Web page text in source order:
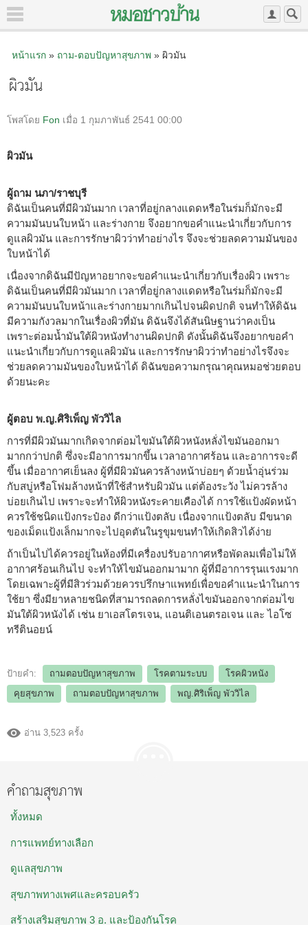
หน้าแรก» ถาม-ตอบปัญหาสุขภาพ» ผิวมัน
ผิวมัน
โพสโดย Fon เมื่อ 1 กุมภาพันธ์ 2541 00:00
ผิวมัน
ผู้ถาม นภา/ราชบุรี
ดิฉันเป็นคนที่มีผิวมันมาก เวลาที่อยู่กลางแดดหรือในร่มก็มักจะมี
ความมันบนใบหน้า และร่างกาย จึงอยากขอคำแนะนำเกี่ยวกับการ
ดูแลผิวมัน และการรักษาผิวว่าทำอย่างไร จึงจะช่วยลดความมันของ
ใบหน้าได้
เนื่องจากดิฉันมีปัญหาอยากจะขอคำแนะนำเกี่ยวกับเรื่องผิว เพราะ
ดิฉันเป็นคนที่มีผิวมันมาก เวลาที่อยู่กลางแดดหรือในร่มก็มักจะมี
ความมันบนใบหน้าและร่างกายมากเกินไปจนผิดปกติ จนทำให้ดิฉัน
มีความกังวลมากในเรื่องผิวที่มัน ดิฉันจึงได้สันนิษฐานว่าคงเป็น
เพราะต่อมน้ำมันใต้ผิวหนังทำงานผิดปกติ ดังนั้นดิฉันจึงอยากขอคำ
แนะนำเกี่ยวกับการดูแลผิวมัน และการรักษาผิวว่าทำอย่างไรจึงจะ
ช่วยลดความมันของใบหน้าได้ ดิฉันขอความกรุณาคุณหมอช่วยตอบ
ด้วยนะคะ
ผู้ตอบ พ.ญ.ศิริเพ็ญ พัววิไล
การที่มีผิวมันมากเกิดจากต่อมไขมันใต้ผิวหนังหลั่งไขมันออกมา
มากกว่าปกติ ซึ่งจะมีอาการมากขึ้น เวลาอากาศร้อน และอาการจะดี
ขึ้น เมื่ออากาศเย็นลง ผู้ที่มีผิวมันควรล้างหน้าบ่อยๆ ด้วยน้ำอุ่นร่วม
กับสบู่หรือโฟมล้างหน้าที่ใช้สำหรับผิวมัน แต่ต้องระวัง ไม่ควรล้าง
บ่อยเกินไป เพราะจะทำให้ผิวหนังระคายเคืองได้ การใช้แป้งผัดหน้า
ควรใช้ชนิดแป้งกระป๋อง ดีกว่าแป้งตลับ เนื่องจากแป้งตลับ มีขนาด
ของเม็ดแป้งเล็กมากจะไปอุดตันในรูขุมขนทำให้เกิดสิวได้ง่าย
ถ้าเป็นไปได้ควรอยู่ในห้องที่มีเครื่องปรับอากาศหรือพัดลมเพื่อไม่ให้
อากาศร้อนเกินไป จะทำให้ไขมันออกมามาก ผู้ที่มีอาการรุนแรงมาก
โดยเฉพาะผู้ที่มีสิวร่วมด้วยควรปรึกษาแพทย์เพื่อขอคำแนะนำในการ
ใช้ยา ซึ่งมียาหลายชนิดที่สามารถลดการหลั่งไขมันออกจากต่อมไข
มันใต้ผิวหนังได้ เช่น ยาเอสโตรเจน, แอนติเอนตรอเจน และ ไอโซ
ทรีตินอยน์
ป้ายคำ: ถามตอบปัญหาสุขภาพ โรคตามระบบ
โรคผิวหนัง
คุยสุขภาพ
ถามตอบปัญหาสุขภาพ พญ.ศิริเพ็ญ พัววิไล
อ่าน 3,523 ครั้ง
คำถามสุขภาพ
ทั้งหมด
การแพทย์ทางเลือก
ดูแลสุขภาพ
สุขภาพทางเพศและครอบครัว
สร้างเสริมสุขภาพ 3 อ. และป้องกันโรค